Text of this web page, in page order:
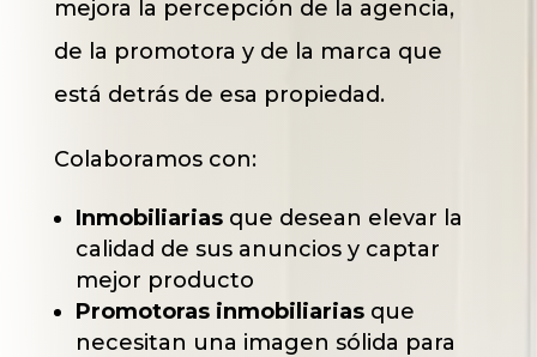
mejora la percepción de la agencia,
de la promotora y de la marca que
está detrás de esa propiedad.
Colaboramos con:
Inmobiliariasque desean elevar la
calidad de sus anuncios y captar
mejor producto
Promotoras inmobiliariasque
necesitan una imagen sólida para